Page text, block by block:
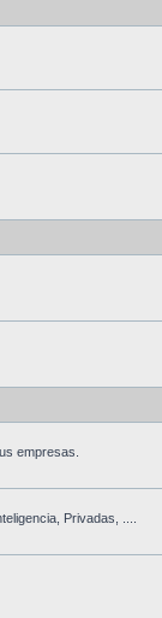
empresas.
Privadas, ....